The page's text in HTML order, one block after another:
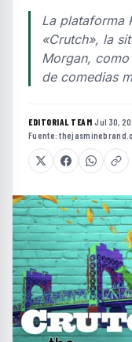
La plataforma
«Crutch», la
Morgan,
de comedias
EDITORIAL TEAM·Jul 30,
Fuente: